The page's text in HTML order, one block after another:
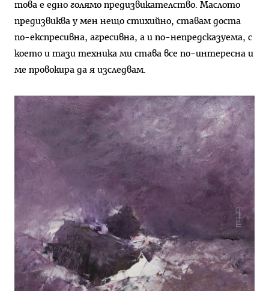
това е едно голямо предизвикателство. Маслото
предизвиква у мен нещо стихийно, ставам доста
по-експресивна, агресивна, а и по-непредсказуема, с
което и тази техника ми става все по-интересна и
ме провокира да я изследвам.